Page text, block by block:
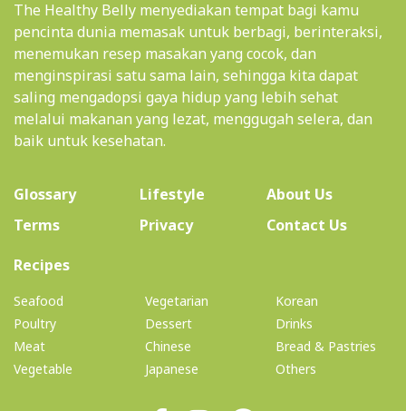
The Healthy Belly menyediakan tempat bagi kamu
pencinta dunia memasak untuk berbagi, berinteraksi,
menemukan resep masakan yang cocok, dan
menginspirasi satu sama lain, sehingga kita dapat
saling mengadopsi gaya hidup yang lebih sehat
melalui makanan yang lezat, menggugah selera, dan
baik untuk kesehatan.
Glossary Lifestyle About Us(current)
Terms
Privacy
Contact Us
Recipes(current)
Seafood
Poultry
Meat
Vegetable
Vegetarian
Dessert
Chinese
Japanese
Korean
Drinks
Bread & Pastries
Others